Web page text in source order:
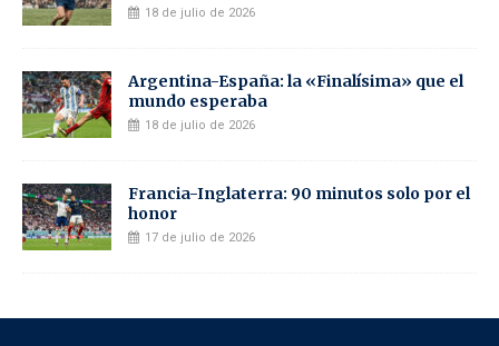
18 de julio de 2026
Argentina-España: la «Finalísima» que el
mundo esperaba
18 de julio de 2026
Francia-Inglaterra: 90 minutos solo por el
honor
17 de julio de 2026